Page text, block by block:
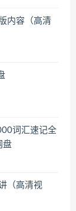
内容（高清
词汇速记全
盘
（高清视